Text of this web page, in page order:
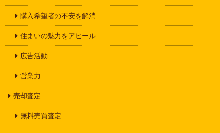
購入希望者の不安を解消
住まいの魅力をアピール
広告活動
営業力
売却査定
無料売買査定